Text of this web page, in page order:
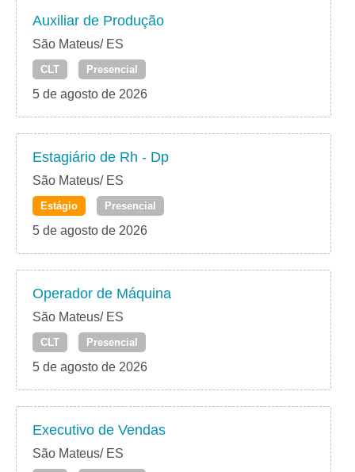
Auxiliar de Produção
São Mateus/ ES
CLT Presencial
5 de agosto de 2026
Estagiário de Rh - Dp
São Mateus/ ES
Estágio Presencial
5 de agosto de 2026
Operador de Máquina
São Mateus/ ES
CLT Presencial
5 de agosto de 2026
Executivo de Vendas
São Mateus/ ES